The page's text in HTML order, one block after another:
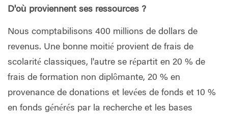
D'où proviennent ses ressources ?
Nous comptabilisons 400 millions de dollars de
revenus. Une bonne moitié provient de frais de
scolarité classiques, l'autre se répartit en 20 % de
frais de formation non diplômante, 20 % en
provenance de donations et levées de fonds et 10 %
en fonds générés par la recherche et les bases